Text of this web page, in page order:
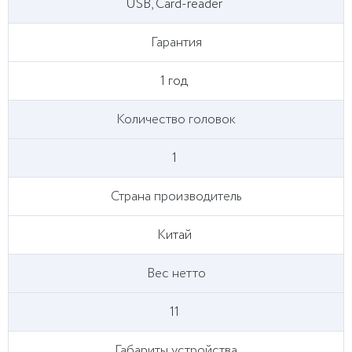
USB, Card-reader
Гарантия
1 год
Количество головок
1
Страна производитель
Китай
Вес нетто
11